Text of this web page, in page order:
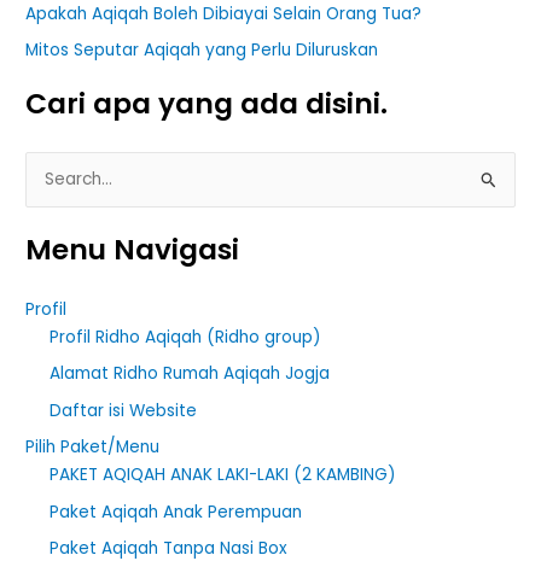
Apakah Aqiqah Boleh Dibiayai Selain Orang Tua?
Mitos Seputar Aqiqah yang Perlu Diluruskan
Cari apa yang ada disini.
a
c
r
Menu Navigasi
Profil
Profil Ridho Aqiqah (Ridho group)
Alamat Ridho Rumah Aqiqah Jogja
Daftar isi Website
Pilih Paket/Menu
PAKET AQIQAH ANAK LAKI-LAKI (2 KAMBING)
Paket Aqiqah Anak Perempuan
Paket Aqiqah Tanpa Nasi Box